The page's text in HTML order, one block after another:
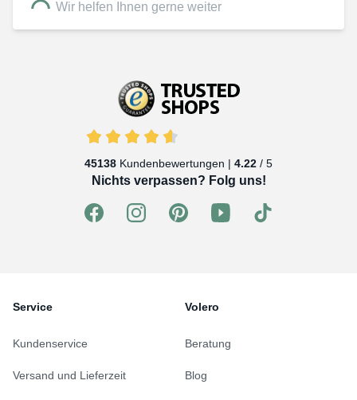
Wir helfen Ihnen gerne weiter
45138 Kundenbewertungen | 4.22 / 5
Nichts verpassen? Folg uns!
Service
Kundenservice
Versand und Lieferzeit
Volero
Beratung
Blog